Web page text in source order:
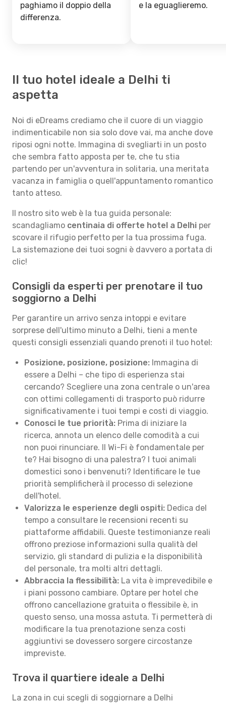
paghiamo il doppio della
differenza.
e la eguaglieremo.
Il tuo hotel ideale a Delhi ti
aspetta
Noi di eDreams crediamo che il cuore di un viaggio
indimenticabile non sia solo dove vai, ma anche dove
riposi ogni notte. Immagina di svegliarti in un posto
che sembra fatto apposta per te, che tu stia
partendo per un'avventura in solitaria, una meritata
vacanza in famiglia o quell'appuntamento romantico
tanto atteso.
Il nostro sito web è la tua guida personale:
scandagliamo centinaia di offerte hotel a Delhi per
scovare il rifugio perfetto per la tua prossima fuga.
La sistemazione dei tuoi sogni è davvero a portata di
clic!
Consigli da esperti per prenotare il tuo
soggiorno a Delhi
Per garantire un arrivo senza intoppi e evitare
sorprese dell'ultimo minuto a Delhi, tieni a mente
questi consigli essenziali quando prenoti il tuo hotel:
Posizione, posizione, posizione: Immagina di
essere a Delhi – che tipo di esperienza stai
cercando? Scegliere una zona centrale o un'area
con ottimi collegamenti di trasporto può ridurre
significativamente i tuoi tempi e costi di viaggio.
Conosci le tue priorità: Prima di iniziare la
ricerca, annota un elenco delle comodità a cui
non puoi rinunciare. Il Wi-Fi è fondamentale per
te? Hai bisogno di una palestra? I tuoi animali
domestici sono i benvenuti? Identificare le tue
priorità semplificherà il processo di selezione
dell'hotel.
Valorizza le esperienze degli ospiti: Dedica del
tempo a consultare le recensioni recenti su
piattaforme affidabili. Queste testimonianze reali
offrono preziose informazioni sulla qualità del
servizio, gli standard di pulizia e la disponibilità
del personale, tra molti altri dettagli.
Abbraccia la flessibilità: La vita è imprevedibile e
i piani possono cambiare. Optare per hotel che
offrono cancellazione gratuita o flessibile è, in
questo senso, una mossa astuta. Ti permetterà di
modificare la tua prenotazione senza costi
aggiuntivi se dovessero sorgere circostanze
impreviste.
Trova il quartiere ideale a Delhi
La zona in cui scegli di soggiornare a Delhi